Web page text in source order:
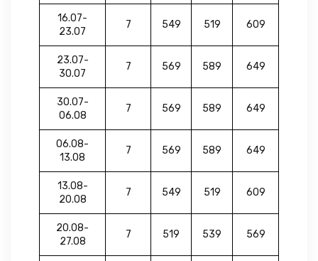
16.07-
23.07
7 549 519 609
23.07-
30.07
7 569 589 649
30.07-
06.08
7 569 589 649
06.08-
13.08
7 569 589 649
13.08-
20.08
7 549 519 609
20.08-
27.08
7 519 539 569